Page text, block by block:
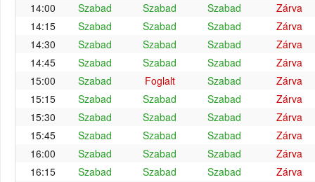
14:00
Szabad Szabad Szabad
Zárva
14:15
Szabad Szabad Szabad
Zárva
14:30
Szabad Szabad Szabad
Zárva
14:45
Szabad Szabad Szabad
Zárva
15:00
Szabad Foglalt Szabad
Zárva
15:15
Szabad Szabad Szabad
Zárva
15:30
Szabad Szabad Szabad
Zárva
15:45
Szabad Szabad Szabad
Zárva
16:00
Szabad Szabad Szabad
Zárva
16:15
Szabad Szabad Szabad Zárva